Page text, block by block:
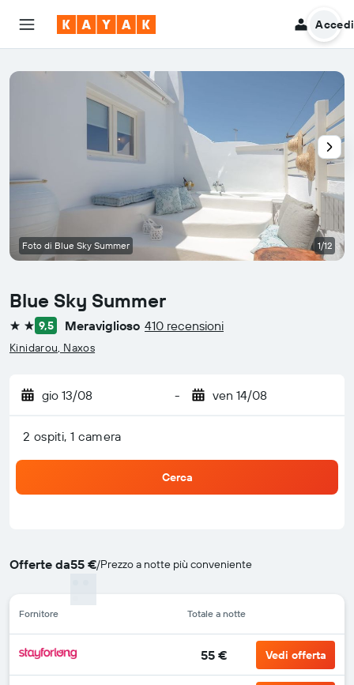
Accedi
Blue Sky Summer
2 stelle
9,5 Meraviglioso 410 recensioni
Kinidarou, Naxos
gio 13/08 - ven 14/08
2 ospiti, 1 camera
Cerca
Offerte da55 €/Prezzo a notte più conveniente
Fornitore Totale a notte
55 € Vedi offerta
Foto di Blue Sky Summer 1/12